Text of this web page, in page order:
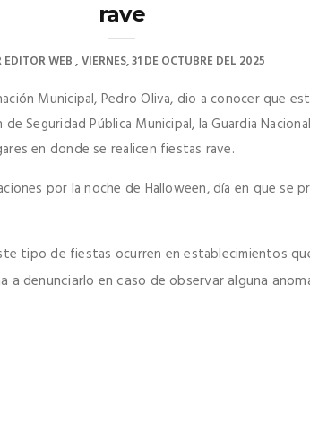
rave
EDITOR WEB VIERNES, 31 DE OCTUBRE DEL 2025
Municipal, Pedro Oliva, dio a conocer que
Seguridad Pública Municipal, la Guardia
en donde se realicen fiestas rave.
por la noche de Halloween, día en que se
tipo de fiestas ocurren en establecimientos
denunciarlo en caso de observar alguna